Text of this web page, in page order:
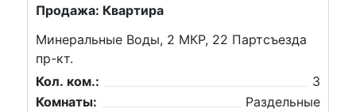
Продажа: Квартира
Минеральные Воды, 2 МКР, 22 Партсъезда
пр-кт.
Кол. ком.:
3
Комнаты:
Раздельные